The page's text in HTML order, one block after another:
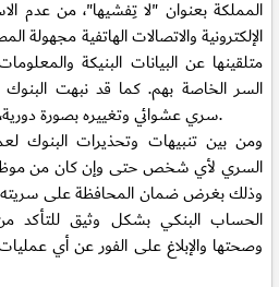
المملكة بعنوان "لا تِفشيها"، من عدم
الإلكترونية والاتصالات الهاتفية مجهولة
متلقينها عن البيانات البنيكة
السر الخاصة بهم. كما قد نبهت
سري عشوائي وتغييره بصورة دورية، وبالذات لدى العودة من الخارج.
ومن بين تنبيهات وتحذيرات البنوك
السري لأي شخص حتى وإن كان من موظفي
وذلك بغرض ضمان المحافظة على سريته،
الحساب البنكي بشكل وثيق للتأكد
وصحتها والإبلاغ على الفور عن أي